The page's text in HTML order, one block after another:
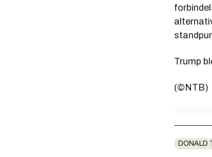
Trump
(©NTB)
DONALD